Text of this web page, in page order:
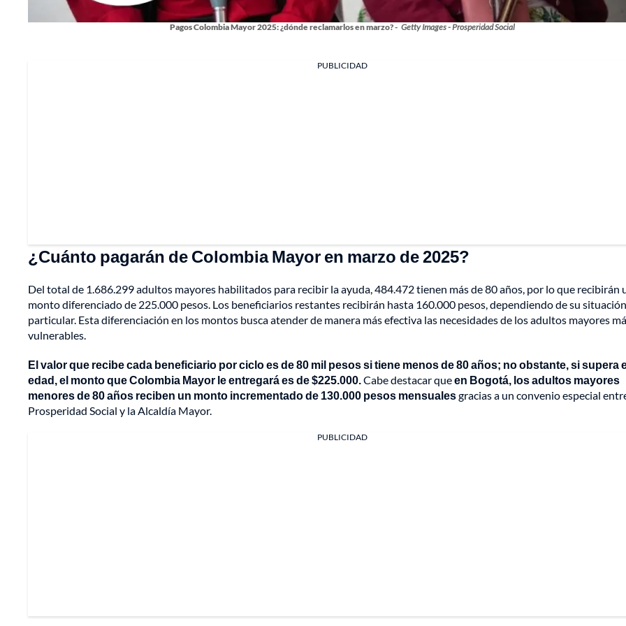
Pagos Colombia Mayor 2025: ¿dónde reclamarlos en marzo? - Getty Images - Prosperidad Social
PUBLICIDAD
¿Cuánto pagarán de Colombia Mayor en marzo de 2025?
Del total de 1.686.299 adultos mayores habilitados para recibir la ayuda, 484.472 tienen más de 80 años, por lo que recibirán
monto diferenciado de 225.000 pesos. Los beneficiarios restantes recibirán hasta 160.000 pesos, dependiendo de su situación
particular. Esta diferenciación en los montos busca atender de manera más efectiva las necesidades de los adultos mayores
vulnerables.
El valor que recibe cada beneficiario por ciclo es de 80 mil pesos si tiene menos de 80 años; no obstante, si supera
edad, el monto que Colombia Mayor le entregará es de $225.000.Cabe destacar queen Bogotá, los adultos mayores
menores de 80 años reciben un monto incrementado de 130.000 pesos mensualesgracias a un convenio especial
Prosperidad Social y la Alcaldía Mayor.
PUBLICIDAD